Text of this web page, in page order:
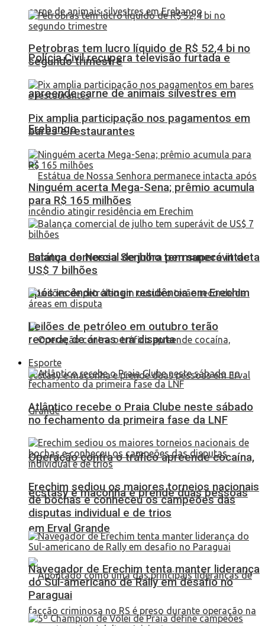
Polícia Civil recupera televisão furtada e
apreende carne de animais silvestres em
Erebango
Estátua de Nossa Senhora permanece intacta
após incêndio atingir residência em Erechim
Operação contra o tráfico apreende cocaína,
ecstasy e maconha e prende duas pessoas
em Erval Grande
Petrobras tem lucro líquido de R$ 52,4 bi no
segundo trimestre
Pix amplia participação nos pagamentos em
bares e restaurantes
Ninguém acerta Mega-Sena; prêmio acumula
para R$ 165 milhões
Balança comercial de julho tem superávit de
US$ 7 bilhões
Leilões de petróleo em outubro terão
recorde de áreas em disputa
Esporte
Atlântico recebe o Praia Clube neste sábado
no fechamento da primeira fase da LNF
Erechim sediou os maiores torneios nacionais
de bochas e conheceu os campeões das
disputas individual e de trios
Navegador de Erechim tenta manter liderança
do Sul-americano de Rally em desafio no
Paraguai